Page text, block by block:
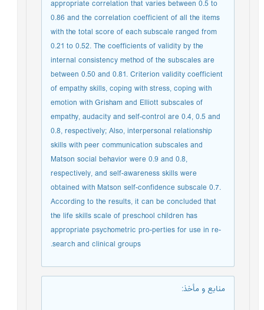
appropriate correlation that varies between 0.5 to
0.86 and the correlation coefficient of all the items
with the total score of each subscale ranged from
0.21 to 0.52. The coefficients of validity by the
internal consistency method of the subscales are
between 0.50 and 0.81. Criterion validity coefficient
of empathy skills, coping with stress, coping with
emotion with Grisham and Elliott subscales of
empathy, audacity and self-control are 0.4, 0.5 and
0.8, respectively; Also, interpersonal relationship
skills with peer communication subscales and
Matson social behavior were 0.9 and 0.8,
respectively, and self-awareness skills were
obtained with Matson self-confidence subscale 0.7.
According to the results, it can be concluded that
the life skills scale of preschool children has
appropriate psychometric pro-perties for use in re-
search and clinical groups.
منابع و مأخذ: